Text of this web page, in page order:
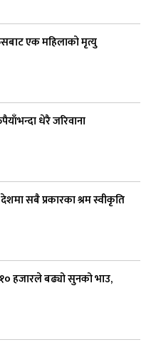
एक महिलाको मृत्यु
धेरै जरिवाना
सबै प्रकारका श्रम स्वीकृति
हजारले बढ्यो सुनको भाउ,